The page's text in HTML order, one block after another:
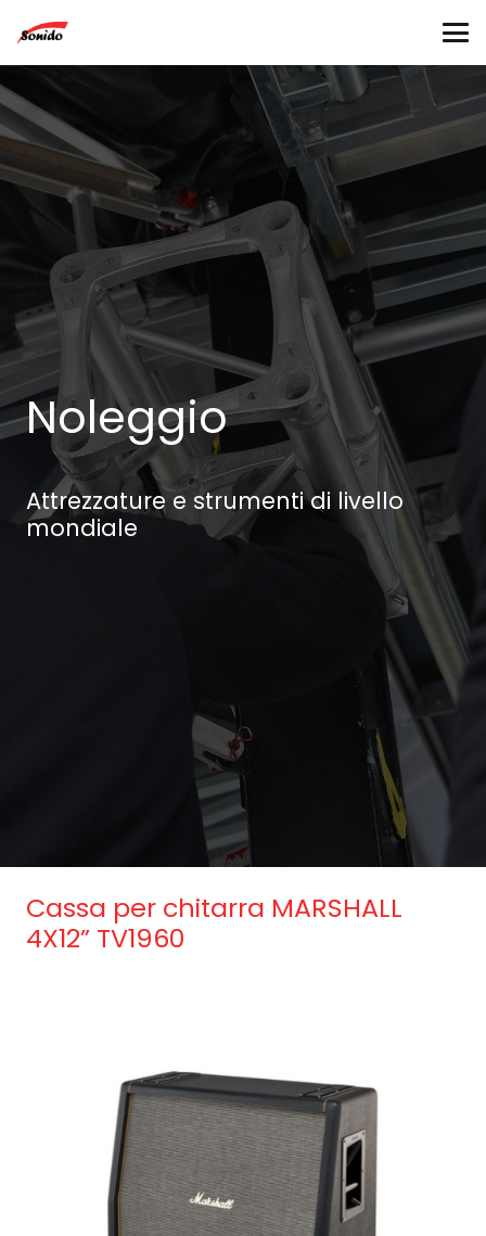
Noleggio
Attrezzature e strumenti di livello
mondiale
Cassa per chitarra MARSHALL
4X12” TV1960